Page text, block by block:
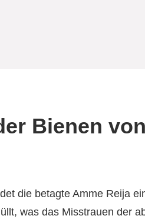
Bienen
die betagte Amme Reija
was das Misstrauen der